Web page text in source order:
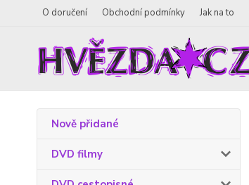
O doručení Obchodní podmínky Jak na to
Nově přidané
DVD filmy